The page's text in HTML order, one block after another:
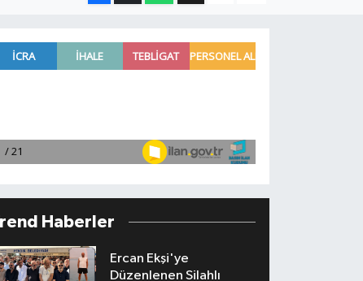
Haberler
Ercan Ekşi'ye
Düzenlenen Silahlı